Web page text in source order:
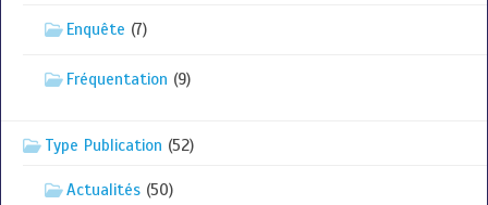
Enquête (7)
Fréquentation (9)
Type Publication (52)
Actualités (50)